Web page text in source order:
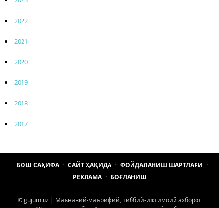
2022
2021
2020
2019
2018
2017
БОШ САҲИФА САЙТ ҲАҚИДА
ФОЙДАЛАНИШ ШАРТЛАРИ
РЕКЛАМА
БОҒЛАНИШ
© gujum.uz | Маънавий-маърифий, тиббий-ижтимоий ахборот